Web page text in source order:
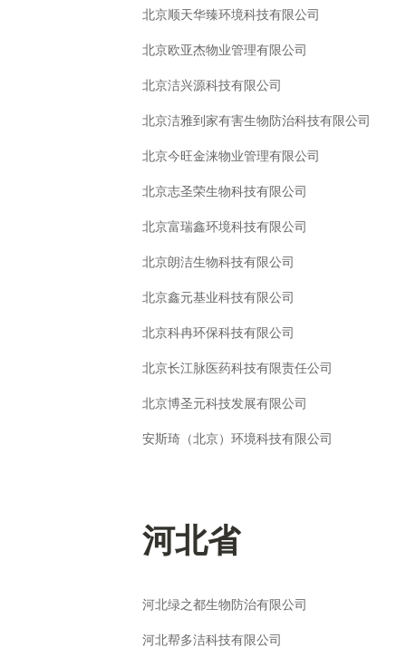
北京顺天华臻环境科技有限公司
北京欧亚杰物业管理有限公司
北京洁兴源科技有限公司
北京洁雅到家有害生物防治科技有限公司
北京今旺金涞物业管理有限公司
北京志圣荣生物科技有限公司
北京富瑞鑫环境科技有限公司
北京朗洁生物科技有限公司
北京鑫元基业科技有限公司
北京科冉环保科技有限公司
北京长江脉医药科技有限责任公司
北京博圣元科技发展有限公司
安斯琦（北京）环境科技有限公司
河北省
河北绿之都生物防治有限公司
河北帮多洁科技有限公司